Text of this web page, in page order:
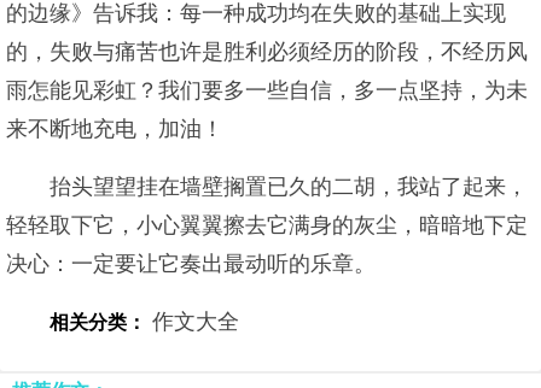
的边缘》告诉我：每一种成功均在失败的基础上实现
的，失败与痛苦也许是胜利必须经历的阶段，不经历风
雨怎能见彩虹？我们要多一些自信，多一点坚持，为未
来不断地充电，加油！
抬头望望挂在墙壁搁置已久的二胡，我站了起来，
轻轻取下它，小心翼翼擦去它满身的灰尘，暗暗地下定
决心：一定要让它奏出最动听的乐章。
相关分类： 作文大全